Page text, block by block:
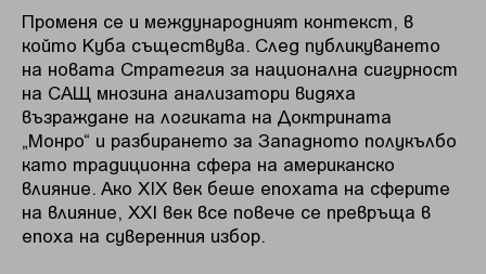
Променя се и международният контекст, в
който Куба съществува. След публикуването
на новата Стратегия за национална сигурност
на САЩ мнозина анализатори видяха
възраждане на логиката на Доктрината
„Монро“ и разбирането за Западното полукълбо
като традиционна сфера на американско
влияние. Ако XIX век беше епохата на сферите
на влияние, XXI век все повече се превръща в
епоха на суверенния избор.